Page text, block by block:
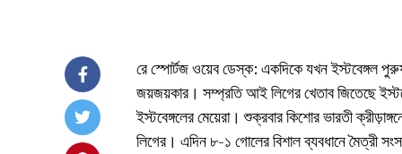
রে স্পোর্টজ ওয়েব ডেস্ক: একদিকে যখন ইস্টবেঙ্গল
জয়জয়কার। সম্প্রতি আই লিগের খেতাব জিতেছে
ইস্টবেঙ্গলের মেয়েরা। শুক্রবার কিশোর ভারতী
লিগের। এদিন ৮-১ গোলের বিশাল ব্যবধানে মৈত্রী